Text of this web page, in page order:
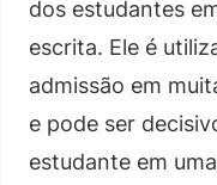
dos estudantes
escrita. Ele é
admissão em
e pode ser
estudante em